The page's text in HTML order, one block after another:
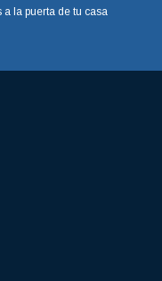
a la puerta de tu casa